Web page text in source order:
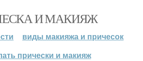
И МАКИЯЖ
виды макияжа и причесок
прически и макияж